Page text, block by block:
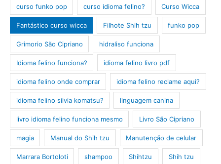
curso funko pop curso idioma felino? Curso Wicca
Fantástico curso wicca Filhote Shih tzu funko pop
Grimorio São Cipriano hidraliso funciona
Idioma felino funciona? idioma felino livro pdf
idioma felino onde comprar idioma felino reclame aqui?
idioma felino silvia komatsu? linguagem canina
livro idioma felino funciona mesmo Livro São Cipriano
magia Manual do Shih tzu Manutenção de celular
Marrara Bortoloti shampoo Shihtzu Shih tzu